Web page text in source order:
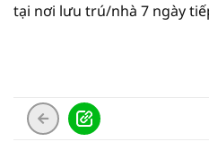
tại nơi lưu trú/nhà 7 ngày